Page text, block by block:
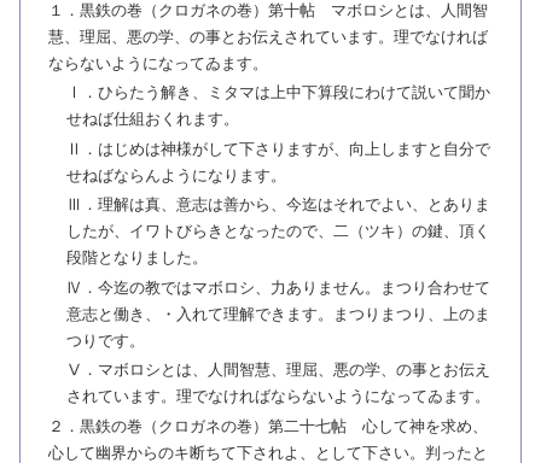
１．黒鉄の巻（クロガネの巻）第十帖 マボロシとは、人間智
慧、理屈、悪の学、の事とお伝えされています。理でなければ
ならないようになってゐます。
Ⅰ．ひらたう解き、ミタマは上中下算段にわけて説いて聞か
せねば仕組おくれます。
Ⅱ．はじめは神様がして下さりますが、向上しますと自分で
せねばならんようになります。
Ⅲ．理解は真、意志は善から、今迄はそれでよい、とありま
したが、イワトびらきとなったので、二（ツキ）の鍵、頂く
段階となりました。
Ⅳ．今迄の教ではマボロシ、力ありません。まつり合わせて
意志と働き、・入れて理解できます。まつりまつり、上のま
つりです。
Ⅴ．マボロシとは、人間智慧、理屈、悪の学、の事とお伝え
されています。理でなければならないようになってゐます。
２．黒鉄の巻（クロガネの巻）第二十七帖 心して神を求め、
心して幽界からのキ断ちて下されよ、として下さい。判ったと